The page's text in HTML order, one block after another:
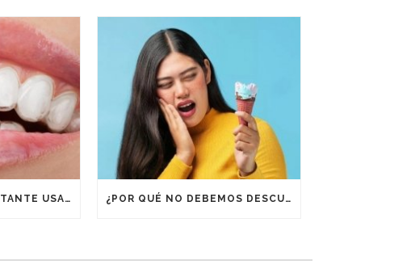
¿POR QUÉ ES IMPORTANTE USAR RETENEDORES DESPUÉS DE UN TRATAMIENTO DE ORTODONCIA? ¿POR QUÉ NO DEBEMOS DESCUIDAR LA BOCA EN VACACIONES?